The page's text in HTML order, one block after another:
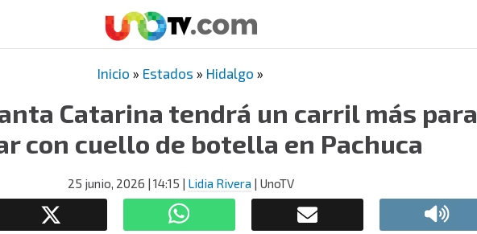
Inicio » Estados » Hidalgo »
Catarina tendrá un carril más para
con cuello de botella en Pachuca
25 junio, 2026 | 14:15 | Lidia Rivera | UnoTV